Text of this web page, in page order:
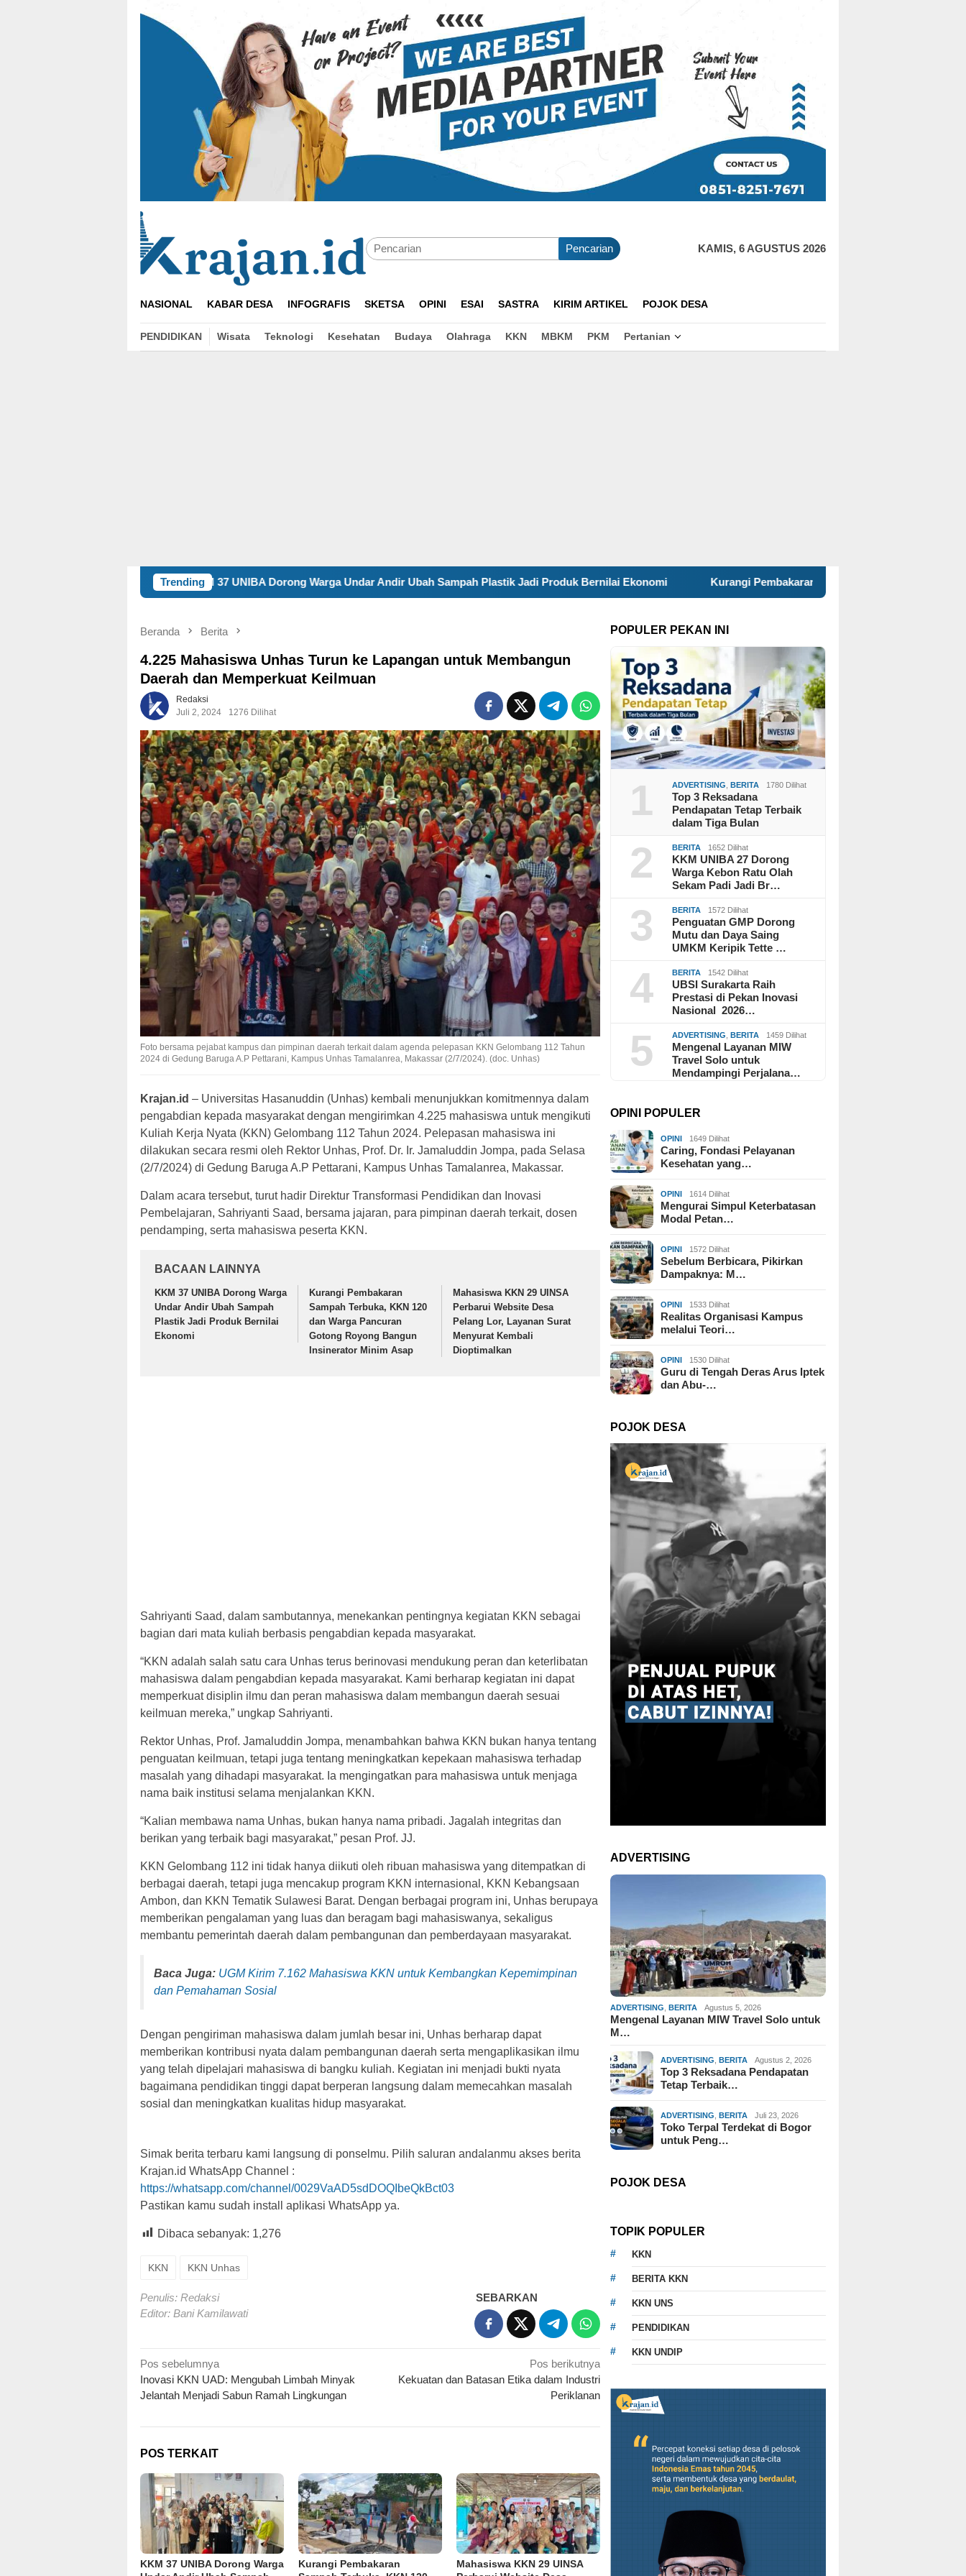
Pencarian KAMIS, 6 AGUSTUS 2026
NASIONAL KABAR DESA INFOGRAFIS SKETSA OPINI ESAI SASTRA KIRIM ARTIKEL POJOK DESA
PENDIDIKAN Wisata Teknologi Kesehatan Budaya Olahraga KKN MBKM PKM Pertanian
Trending
KKM 37 UNIBA Dorong Warga Undar Andir Ubah Sampah Plastik Jadi Produk Bernilai Ekonomi Kurangi Pembakaran Sampah Terbuka, KKN 120 dan Warga Pancuran
Beranda Berita
4.225 Mahasiswa Unhas Turun ke Lapangan untuk Membangun
Daerah dan Memperkuat Keilmuan
Redaksi
Juli 2, 2024
1276 Dilihat
Foto bersama pejabat kampus dan pimpinan daerah terkait dalam agenda pelepasan KKN Gelombang 112 Tahun
2024 di Gedung Baruga A.P Pettarani, Kampus Unhas Tamalanrea, Makassar (2/7/2024). (doc. Unhas)
Krajan.id – Universitas Hasanuddin (Unhas) kembali menunjukkan komitmennya dalam
pengabdian kepada masyarakat dengan mengirimkan 4.225 mahasiswa untuk mengikuti
Kuliah Kerja Nyata (KKN) Gelombang 112 Tahun 2024. Pelepasan mahasiswa ini
dilakukan secara resmi oleh Rektor Unhas, Prof. Dr. Ir. Jamaluddin Jompa, pada Selasa
(2/7/2024) di Gedung Baruga A.P Pettarani, Kampus Unhas Tamalanrea, Makassar.
Dalam acara tersebut, turut hadir Direktur Transformasi Pendidikan dan Inovasi
Pembelajaran, Sahriyanti Saad, bersama jajaran, para pimpinan daerah terkait, dosen
pendamping, serta mahasiswa peserta KKN.
BACAAN LAINNYA
KKM 37 UNIBA Dorong Warga
Undar Andir Ubah Sampah
Plastik Jadi Produk Bernilai
Ekonomi
Kurangi Pembakaran
Sampah Terbuka, KKN 120
dan Warga Pancuran
Gotong Royong Bangun
Insinerator Minim Asap
Mahasiswa KKN 29 UINSA
Perbarui Website Desa
Pelang Lor, Layanan Surat
Menyurat Kembali
Dioptimalkan
Sahriyanti Saad, dalam sambutannya, menekankan pentingnya kegiatan KKN sebagai
bagian dari mata kuliah berbasis pengabdian kepada masyarakat.
“KKN adalah salah satu cara Unhas terus berinovasi mendukung peran dan keterlibatan
mahasiswa dalam pengabdian kepada masyarakat. Kami berharap kegiatan ini dapat
memperkuat disiplin ilmu dan peran mahasiswa dalam membangun daerah sesuai
keilmuan mereka,” ungkap Sahriyanti.
Rektor Unhas, Prof. Jamaluddin Jompa, menambahkan bahwa KKN bukan hanya tentang
penguatan keilmuan, tetapi juga tentang meningkatkan kepekaan mahasiswa terhadap
masalah yang dihadapi masyarakat. Ia mengingatkan para mahasiswa untuk menjaga
nama baik institusi selama menjalankan KKN.
“Kalian membawa nama Unhas, bukan hanya nama pribadi. Jagalah integritas dan
berikan yang terbaik bagi masyarakat,” pesan Prof. JJ.
KKN Gelombang 112 ini tidak hanya diikuti oleh ribuan mahasiswa yang ditempatkan di
berbagai daerah, tetapi juga mencakup program KKN internasional, KKN Kebangsaan
Ambon, dan KKN Tematik Sulawesi Barat. Dengan berbagai program ini, Unhas berupaya
memberikan pengalaman yang luas dan beragam bagi mahasiswanya, sekaligus
membantu pemerintah daerah dalam pembangunan dan pemberdayaan masyarakat.
Baca Juga: UGM Kirim 7.162 Mahasiswa KKN untuk Kembangkan Kepemimpinan
dan Pemahaman Sosial
Dengan pengiriman mahasiswa dalam jumlah besar ini, Unhas berharap dapat
memberikan kontribusi nyata dalam pembangunan daerah serta mengaplikasikan ilmu
yang telah dipelajari mahasiswa di bangku kuliah. Kegiatan ini menjadi bukti nyata
bagaimana pendidikan tinggi dapat berperan langsung dalam memecahkan masalah
sosial dan meningkatkan kualitas hidup masyarakat.
Simak berita terbaru kami langsung di ponselmu. Pilih saluran andalanmu akses berita
Krajan.id WhatsApp Channel :
https://whatsapp.com/channel/0029VaAD5sdDOQIbeQkBct03
Pastikan kamu sudah install aplikasi WhatsApp ya.
Dibaca sebanyak: 1,276
KKN KKN Unhas
Penulis: Redaksi
Editor: Bani Kamilawati
SEBARKAN
Navigasi
pos
Pos sebelumnya
Inovasi KKN UAD: Mengubah Limbah Minyak
Jelantah Menjadi Sabun Ramah Lingkungan
Pos berikutnya
Kekuatan dan Batasan Etika dalam Industri
Periklanan
POS TERKAIT
KKM 37 UNIBA Dorong Warga
Kurangi Pembakaran
Mahasiswa KKN 29 UINSA
POPULER PEKAN INI
1 ADVERTISING ,BERITA 1780 Dilihat
Top 3 Reksadana
Pendapatan Tetap Terbaik
dalam Tiga Bulan
2 BERITA 1652 Dilihat
KKM UNIBA 27 Dorong
Warga Kebon Ratu Olah
Sekam Padi Jadi Br…
3 BERITA 1572 Dilihat
Penguatan GMP Dorong
Mutu dan Daya Saing
UMKM Keripik Tette …
4 BERITA 1542 Dilihat
UBSI Surakarta Raih
Prestasi di Pekan Inovasi
Nasional 2026…
5 ADVERTISING ,BERITA 1459 Dilihat
Mengenal Layanan MIW
Travel Solo untuk
Mendampingi Perjalana…
OPINI POPULER
OPINI 1649 Dilihat
Caring, Fondasi Pelayanan
Kesehatan yang…
OPINI 1614 Dilihat
Mengurai Simpul Keterbatasan
Modal Petan…
OPINI 1572 Dilihat
Sebelum Berbicara, Pikirkan
Dampaknya: M…
OPINI 1533 Dilihat
Realitas Organisasi Kampus
melalui Teori…
OPINI 1530 Dilihat
Guru di Tengah Deras Arus Iptek
dan Abu-…
POJOK DESA
ADVERTISING
ADVERTISING ,BERITA Agustus 5, 2026
Mengenal Layanan MIW Travel Solo untuk
M…
ADVERTISING ,BERITA Agustus 2, 2026
Top 3 Reksadana Pendapatan
Tetap Terbaik…
ADVERTISING ,BERITA Juli 23, 2026
Toko Terpal Terdekat di Bogor
untuk Peng…
POJOK DESA
TOPIK POPULER
KKN
BERITA KKN
KKN UNS
PENDIDIKAN
KKN UNDIP